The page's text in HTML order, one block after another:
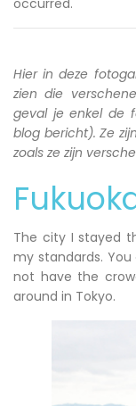
occurred.
Hier in deze
zien die
geval je enkel de
blog bericht). Ze
zoals ze zijn
The city I stayed
my standards.
not have the
around in Tokyo.